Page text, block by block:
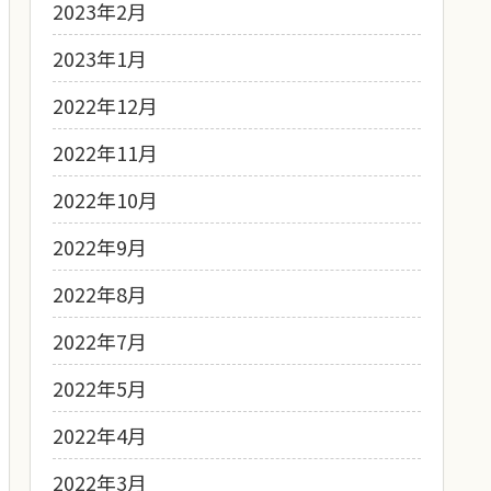
2023年2月
2023年1月
2022年12月
2022年11月
2022年10月
2022年9月
2022年8月
2022年7月
2022年5月
2022年4月
2022年3月